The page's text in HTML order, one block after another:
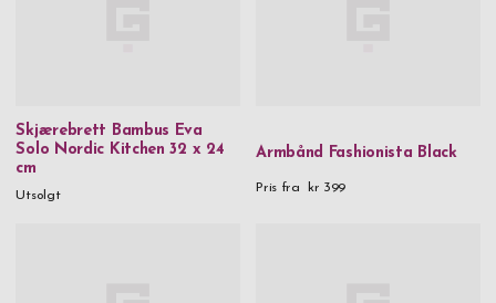
Skjærebrett Bambus Eva
Solo Nordic Kitchen 32 x 24
cm
Utsolgt
Armbånd Fashionista Black
Pris fra kr 399